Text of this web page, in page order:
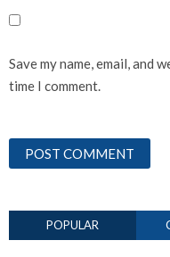
Save my name, email, and
time I comment.
POPULAR